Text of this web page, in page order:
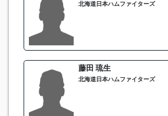
北海道日本ハムファイターズ
藤田 琉生
北海道日本ハムファイターズ